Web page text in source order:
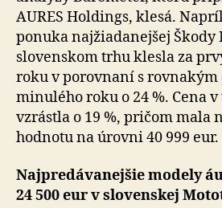
AURES Holdings, klesá.
ponuka najžiadanejšej Škody
slovenskom trhu klesla za
roku v porovnaní s
minulého roku o 24 %. Cena
vzrástla o 19 %, pričom mala
hodnotu na úrovni 40 999 eur.
Najpredávanejšie modely
24 500 eur v slovenskej